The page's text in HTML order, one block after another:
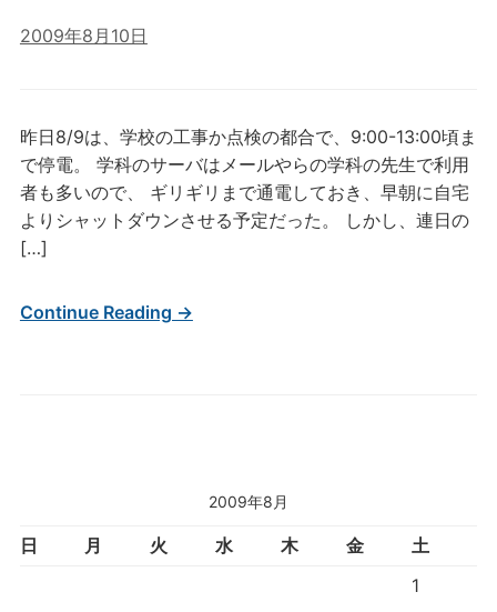
2009年8月
日 月 火 水 木 金
土
1
2009年8月10日
昨日8/9は、学校の工事か点検の都合で、9:00-13:00頃ま
で停電。 学科のサーバはメールやらの学科の先生で利用
者も多いので、 ギリギリまで通電しておき、早朝に自宅
よりシャットダウンさせる予定だった。 しかし、連日の
[…]
Continue Reading →